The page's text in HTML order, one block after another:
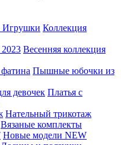
Коллекция
Весенняя коллекция
Пышные юбочки из
Платья с
Нательный трикотаж
Вязаные комплекты
Новые модели NEW